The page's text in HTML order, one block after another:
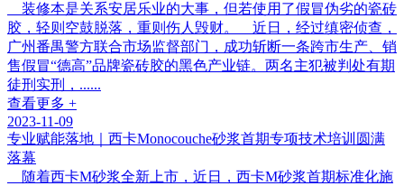
装修本是关系安居乐业的大事，但若使用了假冒伪劣的瓷砖
胶，轻则空鼓脱落，重则伤人毁财。 近日，经过缜密侦查，
广州番禺警方联合市场监督部门，成功斩断一条跨市生产、销
售假冒“德高”品牌瓷砖胶的黑色产业链。两名主犯被判处有期
徒刑实刑，......
查看更多 +
2023-11-09
专业赋能落地｜西卡Monocouche砂浆首期专项技术培训圆满
落幕
随着西卡M砂浆全新上市，近日，西卡M砂浆首期标准化施